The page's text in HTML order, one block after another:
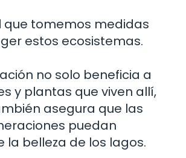
que tomemos medidas
estos ecosistemas.
no solo beneficia a
y plantas que viven allí,
asegura que las
puedan
la belleza de los lagos.